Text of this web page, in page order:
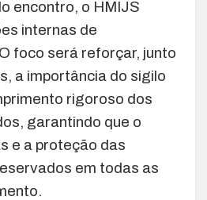
encontro, o HMIJS
internas de
foco será reforçar, junto
a importância do sigilo
rigoroso dos
garantindo que o
e a proteção das
em todas as